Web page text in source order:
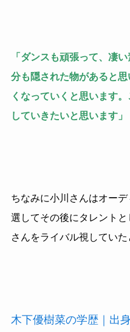
「ダンスも頑張って、凄
分も隠された物があると
くなっていくと思います
していきたいと思います」
ちなみに小川さんはオー
選してその後にタレント
さんをライバル視していた
木下優樹菜の学歴｜出